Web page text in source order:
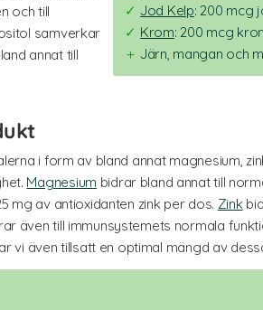
Jod Kelp: 200 mcg
Krom: 200 mcg
Järn, mangan och
och till
samverkar
annat till
i form av bland annat magnesium,
Magnesium bidrar bland annat till
mg av antioxidanten zink per dos. Zink
även till immunsystemets normala
vi även tillsatt en optimal mängd av